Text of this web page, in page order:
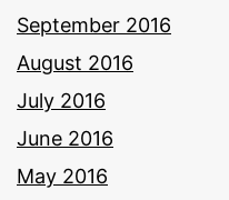
September 2016
August 2016
July 2016
June 2016
May 2016